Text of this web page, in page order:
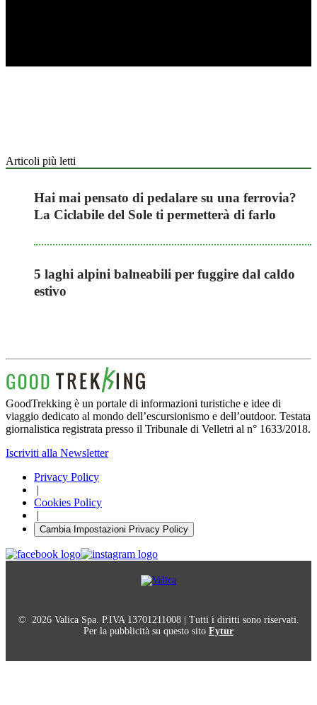
Articoli più letti
Hai mai pensato di pedalare su una ferrovia?
La Ciclabile del Sole ti permetterà di farlo
5 laghi alpini balneabili per fuggire dal caldo
estivo
GoodTrekking è un portale di informazioni turistiche e idee di
viaggio dedicato al mondo dell’escursionismo e dell’outdoor. Testata
giornalistica registrata presso il Tribunale di Velletri al n° 1633/2018.
Iscriviti alla Newsletter
Privacy Policy
|
Cookies Policy
|
Cambia Impostazioni Privacy Policy
© 2026 Valica Spa. P.IVA 13701211008 | Tutti i diritti sono riservati.
Per la pubblicità su questo sito Fytur